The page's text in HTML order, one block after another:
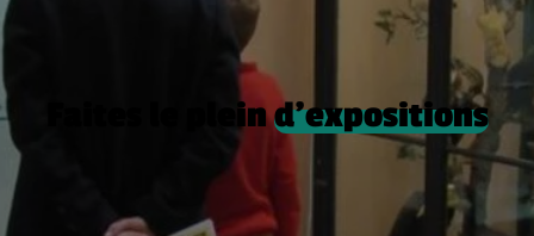
Faites le pleind’expositions